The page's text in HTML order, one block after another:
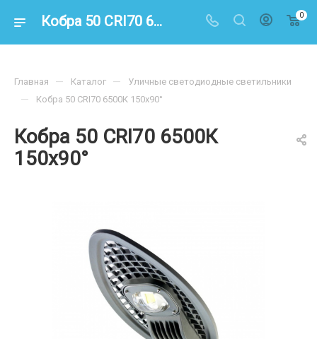
Кобра 50 CRI70 6500К 150х90° – купить по цене 10900.00 в интернет-магазине energoresurs-spb.ru 0
Кобра 50 CRI70 6500К
150х90°
Главная — Каталог — Уличные светодиодные светильники
— Кобра 50 CRI70 6500К 150х90°